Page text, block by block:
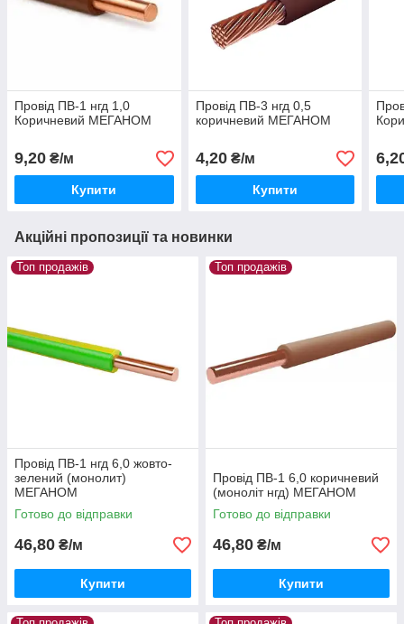
Провід ПВ-1 нгд 1,0
Коричневий МЕГАНОМ
9,20 ₴/м
Купити
Провід ПВ-3 нгд 0,5
коричневий МЕГАНОМ
4,20₴/м
Купити
Акційні пропозиції та новинки
Топ продажів
Провід ПВ-1 нгд 6,0 жовто-
зелений (монолит)
МЕГАНОМ
Готово до відправки
46,80 ₴/м
Купити
Топ продажів
Провід ПВ-1 6,0 коричневий
(моноліт нгд) МЕГАНОМ
Готово до відправки
46,80 ₴/м
Купити